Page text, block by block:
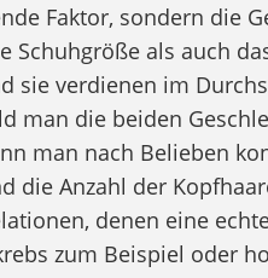
Faktor, sondern die
Schuhgröße als auch
sie verdienen im
man die beiden
man nach Belieben
die Anzahl der
denen eine
zum Beispiel oder